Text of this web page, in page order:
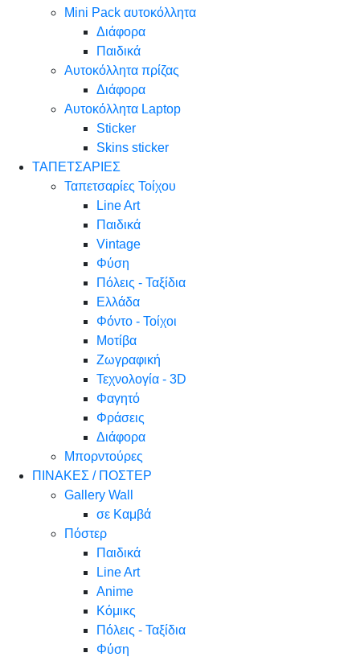
Mini Pack αυτοκόλλητα
Διάφορα
Παιδικά
Αυτοκόλλητα πρίζας
Διάφορα
Αυτοκόλλητα Laptop
Sticker
Skins sticker
ΤΑΠΕΤΣΑΡΙΕΣ
Ταπετσαρίες Τοίχου
Line Art
Παιδικά
Vintage
Φύση
Πόλεις - Ταξίδια
Ελλάδα
Φόντο - Τοίχοι
Μοτίβα
Ζωγραφική
Τεχνολογία - 3D
Φαγητό
Φράσεις
Διάφορα
Μπορντούρες
ΠΙΝΑΚΕΣ / ΠΟΣΤΕΡ
Gallery Wall
σε Καμβά
Πόστερ
Παιδικά
Line Art
Anime
Κόμικς
Πόλεις - Ταξίδια
Φύση